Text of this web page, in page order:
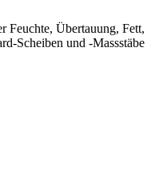
Feuchte, Übertauung, Fett,
Scheiben und -Massstäbe